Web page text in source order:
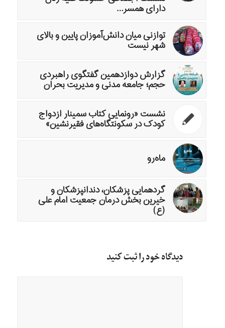
دارای همسر…
توازنی میان دانش‌آموزان پایین و بالای
شهر نیست
گزارش دوازدهمین گفتگوی راهبردی
حجم؛ جامعه مدنی و مدیریت بحران
نشست «رونمایی کتاب سمینار ازدواج
کودک در سکونتگاه‌های فقیرنشین»
ماه‌رو
گردهمایی پزشکان، دندانپزشکان و
خیرین بخش درمان جمعیت امام علی
(ع)
دیدگاه خود را ثبت کنید